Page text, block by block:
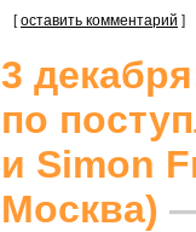
[оставить комментарий ]
3
по
и Simon
Москва)